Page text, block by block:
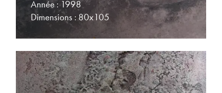
Année : 1998
Dimensions : 80x105